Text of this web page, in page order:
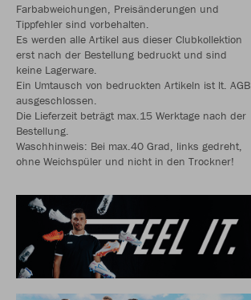
Farbabweichungen, Preisänderungen und
Tippfehler sind vorbehalten.
Es werden alle Artikel aus dieser Clubkollektion
erst nach der Bestellung bedruckt und sind
keine Lagerware.
Ein Umtausch von bedruckten Artikeln ist lt. AGB
ausgeschlossen.
Die Lieferzeit beträgt max.15 Werktage nach der
Bestellung.
Waschhinweis: Bei max.40 Grad, links gedreht,
ohne Weichspüler und nicht in den Trockner!